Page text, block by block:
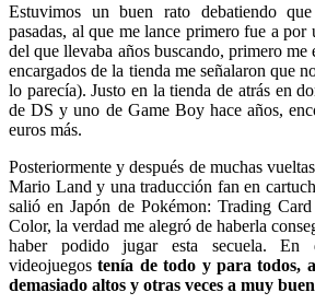
Estuvimos un buen rato debatiendo
pasadas, al que me lance primero fue a por
del que llevaba años buscando, primero me
encargados de la tienda me señalaron que
lo parecía). Justo en la tienda de atrás en
de DS y uno de Game Boy hace años,
euros más.
Posteriormente y después de muchas
Mario Land y una traducción fan en
salió en Japón de Pokémon: Trading
Color, la verdad me alegró de haberla
haber podido jugar esta secuela.
videojuegostenía de todo y para todos,
demasiado altos y otras veces a muy